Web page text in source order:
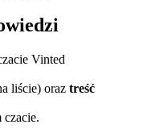
Vinted
liście) oraz treść
czacie.